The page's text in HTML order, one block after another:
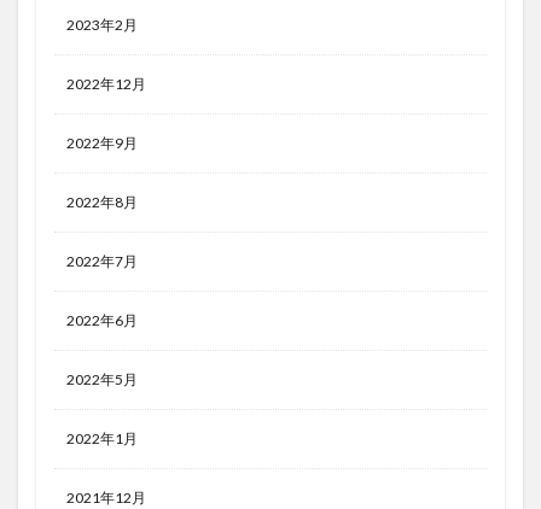
2023年2月
2022年12月
2022年9月
2022年8月
2022年7月
2022年6月
2022年5月
2022年1月
2021年12月